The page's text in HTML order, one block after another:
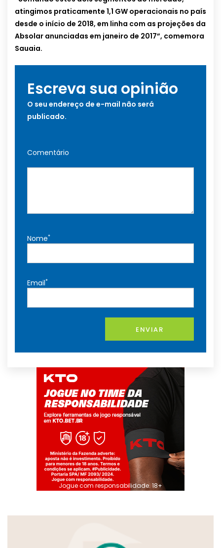
atingimos praticamente 1,1 GW operacionais no país
desde o início de 2018, em linha com as projeções da
Absolar anunciadas em janeiro de 2017”, comemora
Sauaia.
Escreva sua opinião
O seu endereço de e-mail não será
publicado.
Comentário
Nome*
Email*
ENVIAR
Jogue com responsabilidade. 18+